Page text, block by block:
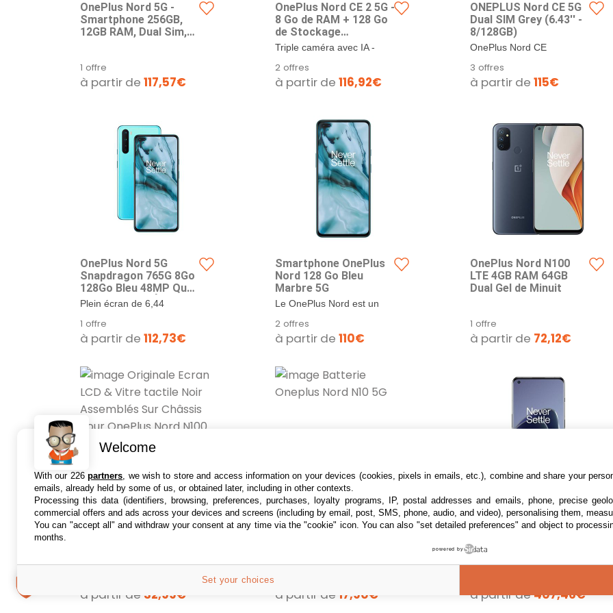
OnePlus Nord 5G -
Smartphone 256GB,
12GB RAM, Dual Sim,
1 offre
à partir de 117,57€
OnePlus Nord CE 2 5G -
8 Go de RAM + 128 Go
de Stockage
Smartphone sans
Carte SIM avec Triple
caméra IA 64MP et
Charge Rapide 65W -
Garantie 2 Ans - Gray
Triple caméra avec IA -
Ultra grand angle 8 Mpx et
Macro 2 Mpx, combinés
2 offres
à partir de 116,92€
ONEPLUS Nord CE 5G
Dual SIM Grey (6.43'' -
8/128GB)
OnePlus Nord CE
de RAM, double SIM, encre
charbon.
3 offres
à partir de 115€
OnePlus Nord 5G
Snapdragon 765G 8Go
128Go Bleu 48MP Quad
Camera 90Hz Écran
AMOLED EU Global
Version AC2003
Plein écran de 6,44
AMOLED 90Hz ---
Snapdragon 765G con...
1 offre
à partir de 112,73€
Smartphone OnePlus
Nord 128 Go Bleu
Marbre 5G
Le OnePlus Nord est un
gamme annoncé en juillet
2020. Il tente d'offrir un...
2 offres
à partir de 110€
OnePlus Nord N100
LTE 4GB RAM 64GB
Dual Gel de Minuit
1 offre
à partir de 72,12€
Originale Ecran LCD &
Vitre tactile Noir
Nord N100
Nord N100
à partir de 32,99€
Batterie Oneplus Nord
N10 5G
à partir de 17,90€
OnePlus 10 Pro 5G 12
Go de RAM 256 Go de
Stockage,
Smartphone sans
Carte SIM avec
Hasselblad de 2e
génération pour
Solution OnePlus Billion...
à partir de407,46€
Welcome
With our 226partners, we wish to store and access information on your devices (cookies, pixels in emails, etc.), combine and share your
emails, already held by some of us, or obtained later, including in other contexts.
Processing this data (identifiers, browsing, preferences, purchases, loyalty programs, IP, postal addresses and emails, phone, precise
commercial offers and ads across your devices and screens (including by email, post, SMS, phone, audio, and video), personalising them,
You can "accept all" and withdraw your consent at any time via the "cookie" icon. You can also "set detailed preferences" and object to
months.
powered by
Set your choices